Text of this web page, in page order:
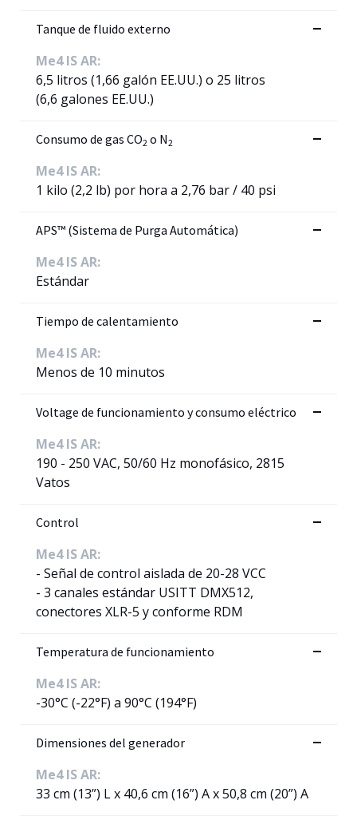
Tanque de fluido externo
Me4 IS AR:
6,5 litros (1,66 galón EE.UU.) o 25 litros
(6,6 galones EE.UU.)
Consumo de gas CO2 o N2
Me4 IS AR:
1 kilo (2,2 lb) por hora a 2,76 bar / 40 psi
APS™ (Sistema de Purga Automática)
Me4 IS AR:
Estándar
Tiempo de calentamiento
Me4 IS AR:
Menos de 10 minutos
Voltage de funcionamiento y consumo eléctrico
Me4 IS AR:
190 - 250 VAC, 50/60 Hz monofásico, 2815
Vatos
Control
Me4 IS AR:
- Señal de control aislada de 20-28 VCC
- 3 canales estándar USITT DMX512,
conectores XLR-5 y conforme RDM
Temperatura de funcionamiento
Me4 IS AR:
-30°C (-22°F) a 90°C (194°F)
Dimensiones del generador
Me4 IS AR:
33 cm (13”) L x 40,6 cm (16”) A x 50,8 cm (20”) A